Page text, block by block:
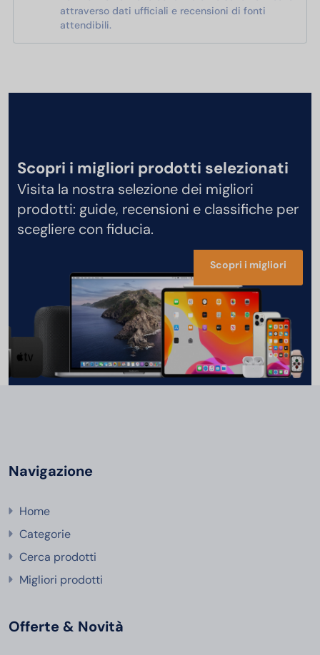
attraverso dati ufficiali e recensioni di fonti
attendibili.
Scopri i migliori prodotti selezionati
Visita la nostra selezione dei migliori
prodotti: guide, recensioni e classifiche per
scegliere con fiducia.
Scopri i migliori
Navigazione
Home
Categorie
Cerca prodotti
Migliori prodotti
Offerte & Novità